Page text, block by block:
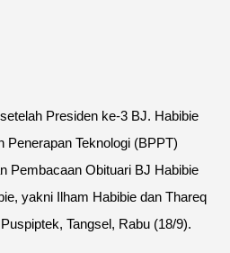
Presiden ke-3 BJ. Habibie
Penerapan Teknologi (BPPT)
Pembacaan Obituari BJ Habibie
yakni Ilham Habibie dan Thareq
Tangsel, Rabu (18/9).